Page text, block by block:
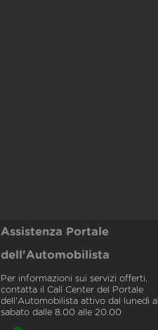
Assistenza Portale
dell'Automobilista
Per informazioni sui servizi offerti,
contatta il Call Center del Portale
dell'Automobilista attivo dal lunedì al
sabato dalle 8.00 alle 20.00